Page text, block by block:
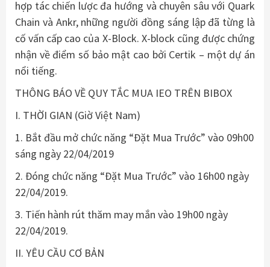
hợp tác chiến lược đa hướng và chuyên sâu với Quark
Chain và Ankr, những người đồng sáng lập đã từng là
cố vấn cấp cao của X-Block. X-block cũng được chứng
nhận về điểm số bảo mật cao bởi Certik – một dự án
nổi tiếng.
THÔNG BÁO VỀ QUY TẮC MUA IEO TRÊN BIBOX
I. THỜI GIAN (Giờ Việt Nam)
1. Bắt đầu mở chức năng “Đặt Mua Trước” vào 09h00
sáng ngày 22/04/2019
2. Đóng chức năng “Đặt Mua Trước” vào 16h00 ngày
22/04/2019.
3. Tiến hành rút thăm may mắn vào 19h00 ngày
22/04/2019.
II. YÊU CẦU CƠ BẢN